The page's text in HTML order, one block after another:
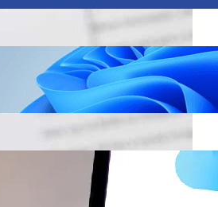
Installare Windows 11 su VirtualBox
iCloud Protezione Avanzata